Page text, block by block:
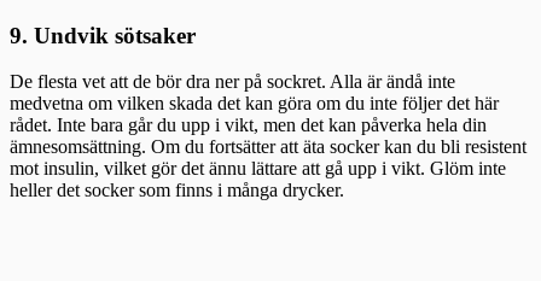
9. Undvik sötsaker
De flesta vet att de bör dra ner på sockret. Alla är ändå inte
medvetna om vilken skada det kan göra om du inte följer det här
rådet. Inte bara går du upp i vikt, men det kan påverka hela din
ämnesomsättning. Om du fortsätter att äta socker kan du bli resistent
mot insulin, vilket gör det ännu lättare att gå upp i vikt. Glöm inte
heller det socker som finns i många drycker.